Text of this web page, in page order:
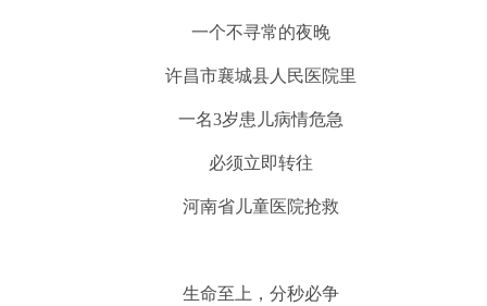
一个不寻常的夜晚
许昌市襄城县人民医院里
一名3岁患儿病情危急
必须立即转往
河南省儿童医院抢救
生命至上，分秒必争